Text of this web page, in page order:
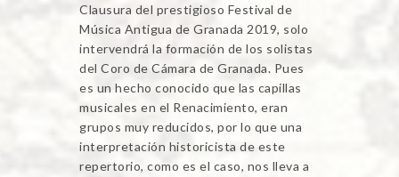
Clausura del prestigioso Festival de
Música Antigua de Granada 2019, solo
intervendrá la formación de los solistas
del Coro de Cámara de Granada. Pues
es un hecho conocido que las capillas
musicales en el Renacimiento, eran
grupos muy reducidos, por lo que una
interpretación historicista de este
repertorio, como es el caso, nos lleva a